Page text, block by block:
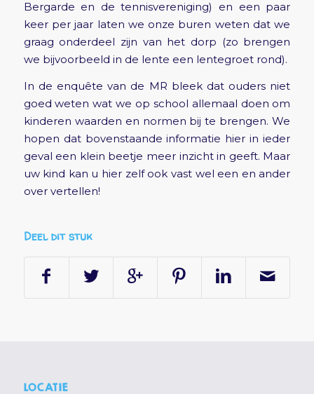
Bergarde en de tennisvereniging) en een paar
keer per jaar laten we onze buren weten dat we
graag onderdeel zijn van het dorp (zo brengen
we bijvoorbeeld in de lente een lentegroet rond).
In de enquête van de MR bleek dat ouders niet
goed weten wat we op school allemaal doen om
kinderen waarden en normen bij te brengen. We
hopen dat bovenstaande informatie hier in ieder
geval een klein beetje meer inzicht in geeft. Maar
uw kind kan u hier zelf ook vast wel een en ander
over vertellen!
Deel dit stuk
LOCATIE